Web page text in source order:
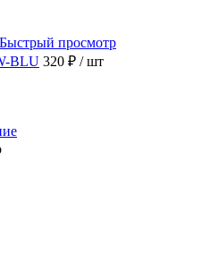
Быстрый просмотр
BLU 320 ₽ / шт